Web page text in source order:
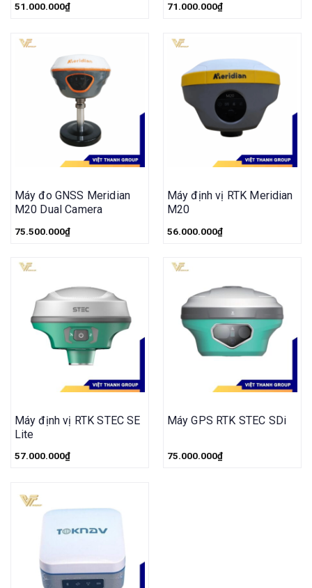
51.000.000₫ 71.000.000₫
Máy đo GNSS Meridian
M20 Dual Camera
75.500.000₫
Máy định vị RTK Meridian
M20
56.000.000₫
Máy định vị RTK STEC SE
Lite
57.000.000₫
Máy GPS RTK STEC SDi
75.000.000₫